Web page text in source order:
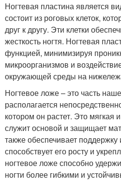
Ногтевая пластина является
состоит из роговых клеток,
друг к другу. Эти клетки
жесткость ногтя. Ногтевая
функцией, минимизируя
микроорганизмов и
окружающей среды на
Ногтевое ложе – это часть
располагается
котором он растет. Это мягкая
служит основой и защищает
также обеспечивает
способствует его росту и
ногтевое ложе способно
ногти более гибкими и